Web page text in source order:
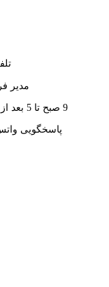
مدیر فروشگاه:
9 صبح تا 5 بعد از ظهر روز های کاری پاسخگو شما هستیم.
پاسخگویی